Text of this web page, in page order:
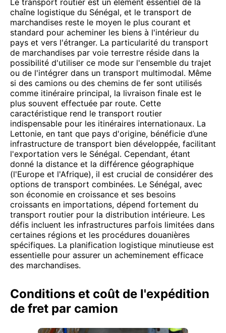
Le transport routier est un élément essentiel de la
chaîne logistique du Sénégal, et le transport de
marchandises reste le moyen le plus courant et
standard pour acheminer les biens à l'intérieur du
pays et vers l'étranger. La particularité du transport
de marchandises par voie terrestre réside dans la
possibilité d'utiliser ce mode sur l'ensemble du trajet
ou de l'intégrer dans un transport multimodal. Même
si des camions ou des chemins de fer sont utilisés
comme itinéraire principal, la livraison finale est le
plus souvent effectuée par route. Cette
caractéristique rend le transport routier
indispensable pour les itinéraires internationaux. La
Lettonie, en tant que pays d'origine, bénéficie d’une
infrastructure de transport bien développée, facilitant
l'exportation vers le Sénégal. Cependant, étant
donné la distance et la différence géographique
(l'Europe et l'Afrique), il est crucial de considérer des
options de transport combinées. Le Sénégal, avec
son économie en croissance et ses besoins
croissants en importations, dépend fortement du
transport routier pour la distribution intérieure. Les
défis incluent les infrastructures parfois limitées dans
certaines régions et les procédures douanières
spécifiques. La planification logistique minutieuse est
essentielle pour assurer un acheminement efficace
des marchandises.
Conditions et coût de l'expédition
de fret par camion